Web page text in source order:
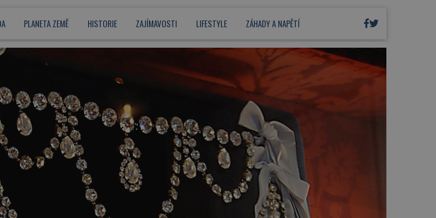
PLANETA ZEMĚ HISTORIE ZAJÍMAVOSTI LIFESTYLE ZÁHADY A NAPĚTÍ